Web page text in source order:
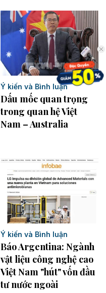
Ý kiến và Bình luận
Dấu mốc quan trọng
trong quan hệ Việt
Nam – Australia
Ý kiến và Bình luận
Báo Argentina: Ngành
vật liệu công nghệ cao
Việt Nam "hút" vốn đầu
tư nước ngoài